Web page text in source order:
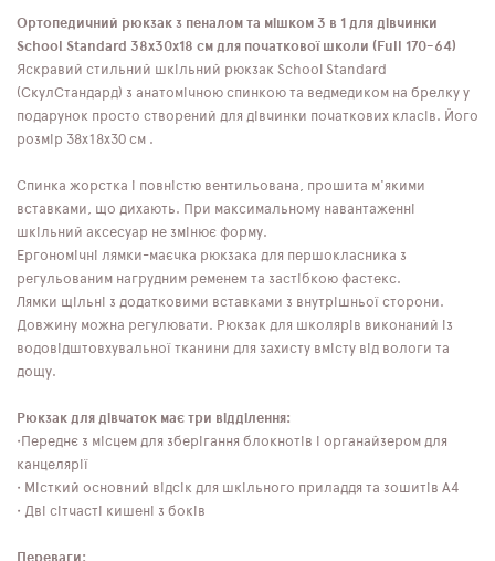
Ортопедичний рюкзак з пеналом та мішком 3 в 1 для дівчинки
School Standard 38х30х18 см для початкової школи (Full 170-64)
Яскравий стильний шкільний рюкзак School Standard
(СкулСтандард) з анатомічною спинкою та ведмедиком на брелку у
подарунок просто створений для дівчинки початкових класів. Його
розмір 38х18х30 см .
Спинка жорстка і повністю вентильована, прошита м'якими
вставками, що дихають. При максимальному навантаженні
шкільний аксесуар не змінює форму.
Ергономічні лямки-маєчка рюкзака для першокласника з
регульованим нагрудним ременем та застібкою фастекс.
Лямки щільні з додатковими вставками з внутрішньої сторони.
Довжину можна регулювати. Рюкзак для школярів виконаний із
водовідштовхувальної тканини для захисту вмісту від вологи та
дощу.
Рюкзак для дівчаток має три відділення:
•Переднє з місцем для зберігання блокнотів і органайзером для
канцелярії
• Місткий основний відсік для шкільного приладдя та зошитів А4
• Дві сітчасті кишені з боків